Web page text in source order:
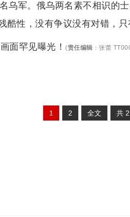
乌军。俄乌两名素不相识的
酷性，没有争议没有对错，只
面罕见曝光！ (责任编辑 ： 张蕾
1 2 全文 共 2